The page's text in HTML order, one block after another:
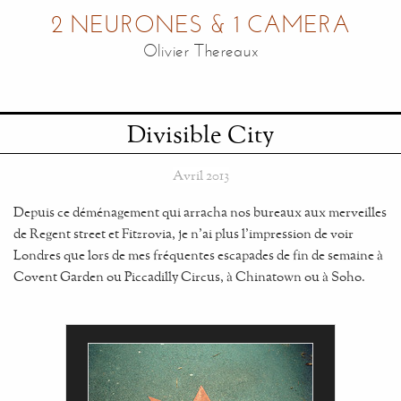
2 NEURONES & 1 CAMERA
Olivier Thereaux
Divisible City
Avril 2013
Depuis ce déménagement qui arracha nos bureaux aux merveilles
de Regent street et Fitzrovia, je n'ai plus l'impression de voir
Londres que lors de mes fréquentes escapades de fin de semaine à
Covent Garden ou Piccadilly Circus, à Chinatown ou à Soho.